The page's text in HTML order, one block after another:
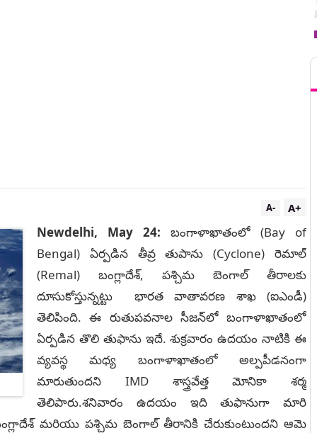
A+
A-
Newdelhi, May 24: బంగాళాఖాతంలో (Bay of
Bengal) ఏర్పడిన తీవ్ర తుపాను (Cyclone) రెమాల్
(Remal) బంగ్లాదేశ్‌, పశ్చిమ బెంగాల్‌ తీరాలకు
దూసుకోస్తున్నట్టు భారత వాతావరణ శాఖ (ఐఎండీ)
తెలిపింది. ఈ రుతుపవనాల సీజన్‌లో బంగాళాఖాతంలో
ఏర్పడిన తొలి తుఫాను ఇదే. శుక్రవారం ఉదయం నాటికి ఈ
వ్యవస్థ మధ్య బంగాళాఖాతంలో అల్పపీడనంగా
మారుతుందని IMD శాస్త్రవేత్త మోనికా శర్మ
తెలిపారు.శనివారం ఉదయం ఇది తుఫానుగా మారి
మరియు పశ్చిమ బెంగాల్ తీరానికి చేరుకుంటుందని ఆమె